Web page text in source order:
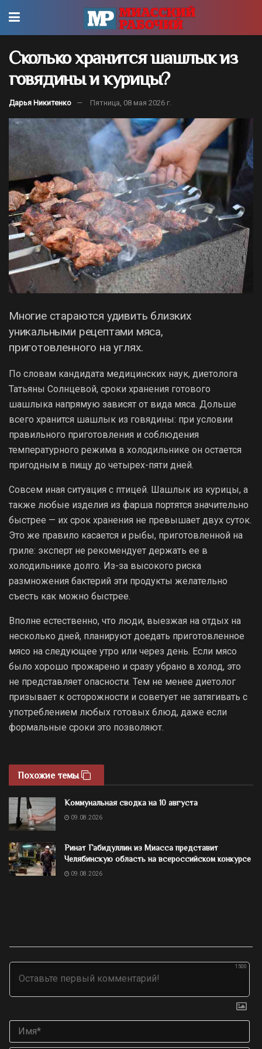
Сколько хранится шашлык из
говядины и курицы?
Дарья Никитенко Пятница, 08 мая 2026 г.
Многие стараются удивить близких
уникальными рецептами мяса,
приготовленного на углях.
По словам кандидата медицинских наук, диетолога
Татьяны Солнцевой, сроки хранения готового
шашлыка напрямую зависят от вида мяса. Дольше
всего хранится шашлык из говядины: при условии
правильного приготовления и соблюдения
температурного режима в холодильнике он остается
пригодным в пищу до четырех-пяти дней.
Совсем иная ситуация с птицей. Шашлык из курицы, а
также любые изделия из фарша портятся значительно
быстрее — их срок хранения не превышает двух суток.
Это же правило касается и рыбы, приготовленной на
гриле: эксперт не рекомендует держать ее в
холодильнике долго. Из-за высокого риска
размножения бактерий эти продукты желательно
съесть как можно быстрее.
Вполне естественно, что люди, выезжая на отдых на
несколько дней, планируют доедать приготовленное
мясо на следующее утро или через день. Если мясо
было хорошо прожарено и сразу убрано в холод, это
не представляет опасности. Тем не менее диетолог
призывает к осторожности и советует не затягивать с
употреблением любых готовых блюд, даже если
формальные сроки это позволяют.
Похожие темы
Коммунальная сводка на 10 августа
09.08.2026
Ринат Габидуллин из Миасса представит
Челябинскую область на всероссийском конкурсе
09.08.2026
1500